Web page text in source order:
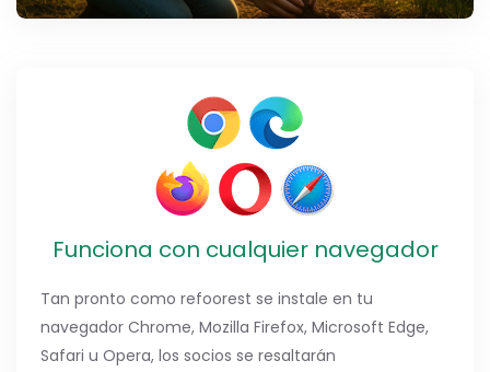
Funciona con cualquier navegador
Tan pronto como refoorest se instale en tu
navegador Chrome, Mozilla Firefox, Microsoft Edge,
Safari u Opera, los socios se resaltarán